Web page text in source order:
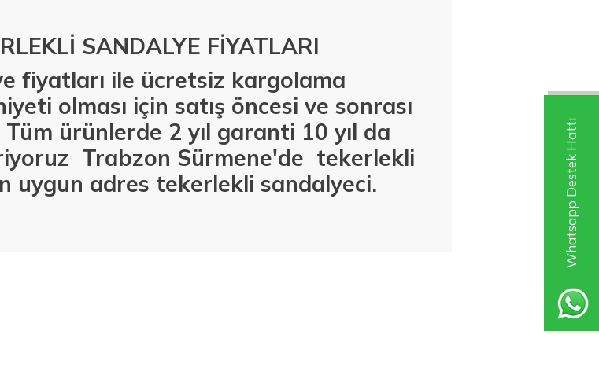
Whatsapp Destek Hattı
SANDALYE FİYATLARI
fiyatları ile ücretsiz kargolama
olması için satış öncesi ve sonrası
ürünlerde 2 yıl garanti 10 yıl da
Trabzon Sürmene'de tekerlekli
uygun adres tekerlekli sandalyeci.